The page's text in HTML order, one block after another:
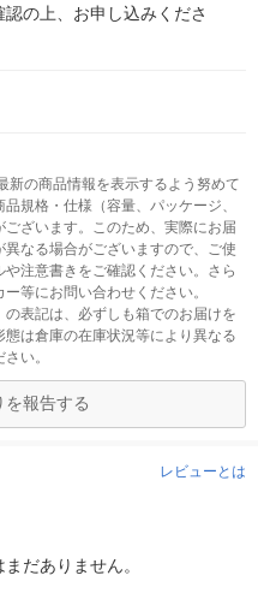
の上、お申し込みくださ
新の商品情報を表示するよう努めて
規格・仕様（容量、パッケージ、
ざいます。このため、実際にお届
なる場合がございますので、ご使
注意書きをご確認ください。さら
等にお問い合わせください。
表記は、必ずしも箱でのお届けを
は倉庫の在庫状況等により異なる
い。
報告する
レビューとは
だありません。